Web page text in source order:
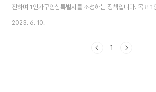
진하며 1인가구안심특별시를 조성하는 정책입니다. 목표 1
해소를 통한 삶의 질을 향상하고 1인가구가 사회구성원으로
을 제공하겠습니다. 2. 혼자여도 건강한 먹거리 안심 프로그
2023. 6. 10.
1